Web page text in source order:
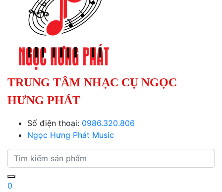
TRUNG TÂM NHẠC CỤ NGỌC
HƯNG PHÁT
Số điện thoại: 0986.320.806
Ngọc Hưng Phát Music
0